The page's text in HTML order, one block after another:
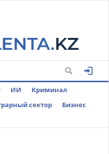
ИИ
Криминал
сектор
Бизнес